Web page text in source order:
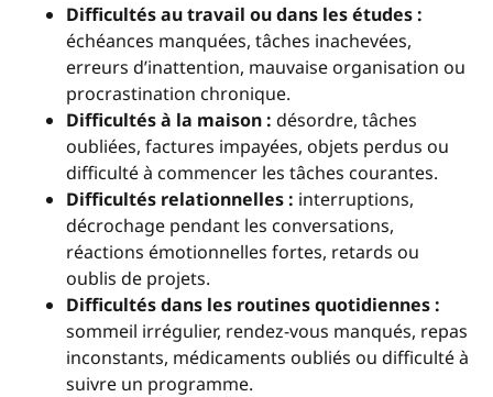
Difficultés au travail ou dans les études :
échéances manquées, tâches inachevées,
erreurs d’inattention, mauvaise organisation ou
procrastination chronique.
Difficultés à la maison : désordre, tâches
oubliées, factures impayées, objets perdus ou
difficulté à commencer les tâches courantes.
Difficultés relationnelles : interruptions,
décrochage pendant les conversations,
réactions émotionnelles fortes, retards ou
oublis de projets.
Difficultés dans les routines quotidiennes :
sommeil irrégulier, rendez-vous manqués, repas
inconstants, médicaments oubliés ou difficulté à
suivre un programme.